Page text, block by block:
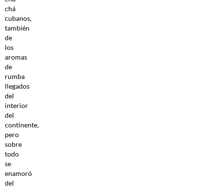
chá
cubanos,
también
de
los
aromas
de
rumba
llegados
del
interior
del
continente,
pero
sobre
todo
se
enamoró
del